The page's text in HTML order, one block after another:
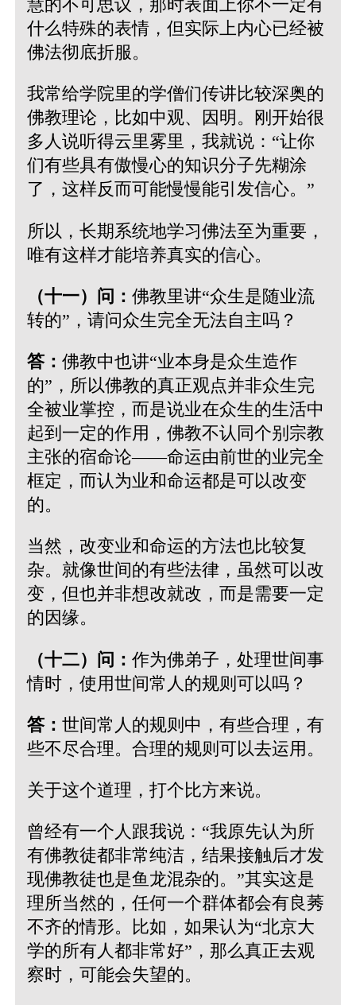
慧的不可思议，那时表面上你不一定有
什么特殊的表情，但实际上内心已经被
佛法彻底折服。
我常给学院里的学僧们传讲比较深奥的
佛教理论，比如中观、因明。刚开始很
多人说听得云里雾里，我就说：“让你
们有些具有傲慢心的知识分子先糊涂
了，这样反而可能慢慢能引发信心。”
所以，长期系统地学习佛法至为重要，
唯有这样才能培养真实的信心。
（十一）问： 佛教里讲“众生是随业流
转的”，请问众生完全无法自主吗？
答： 佛教中也讲“业本身是众生造作
的”，所以佛教的真正观点并非众生完
全被业掌控，而是说业在众生的生活中
起到一定的作用，佛教不认同个别宗教
主张的宿命论——命运由前世的业完全
框定，而认为业和命运都是可以改变
的。
当然，改变业和命运的方法也比较复
杂。就像世间的有些法律，虽然可以改
变，但也并非想改就改，而是需要一定
的因缘。
（十二）问： 作为佛弟子，处理世间事
情时，使用世间常人的规则可以吗？
答： 世间常人的规则中，有些合理，有
些不尽合理。合理的规则可以去运用。
关于这个道理，打个比方来说。
曾经有一个人跟我说：“我原先认为所
有佛教徒都非常纯洁，结果接触后才发
现佛教徒也是鱼龙混杂的。”其实这是
理所当然的，任何一个群体都会有良莠
不齐的情形。比如，如果认为“北京大
学的所有人都非常好”，那么真正去观
察时，可能会失望的。